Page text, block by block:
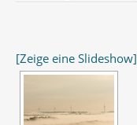
[Zeige eine Slideshow]